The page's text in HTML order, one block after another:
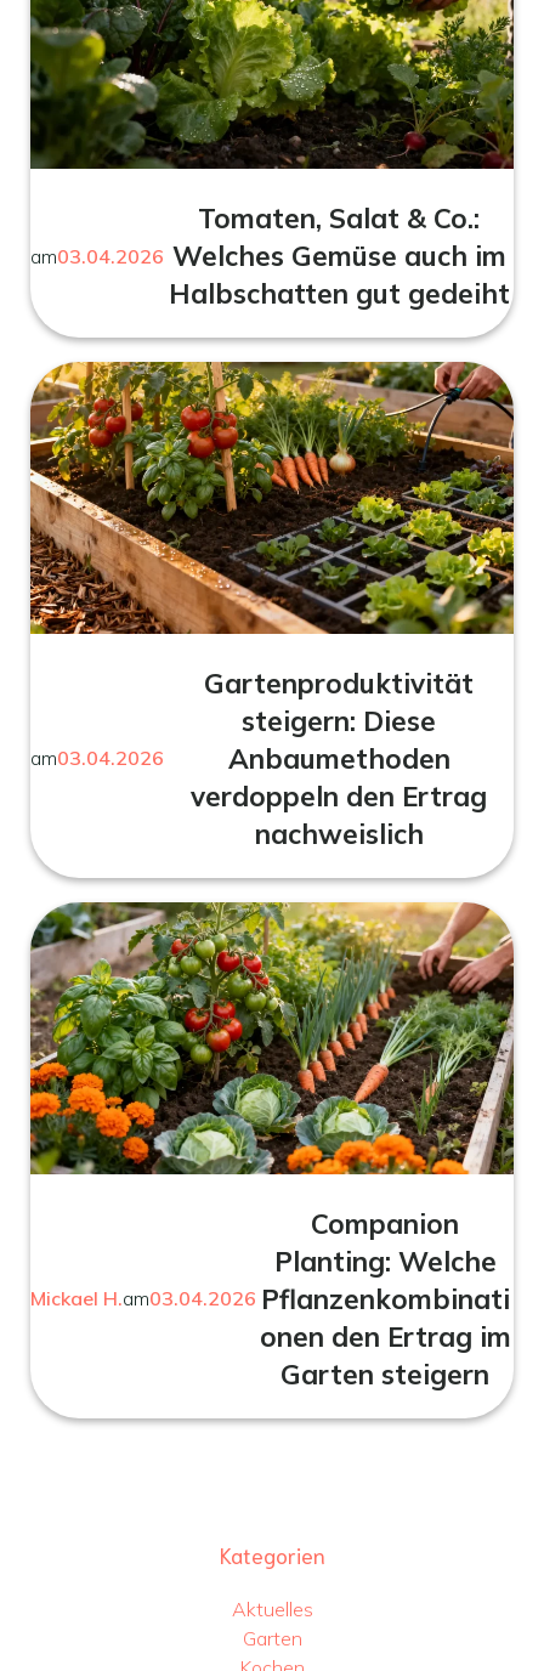
am03.04.2026
Tomaten, Salat & Co.:
Welches Gemüse auch im
Halbschatten gut gedeiht
am03.04.2026
Gartenproduktivität
steigern: Diese
Anbaumethoden
verdoppeln den Ertrag
nachweislich
Mickael H.am03.04.2026
Companion
Planting: Welche
Pflanzenkombinati
onen den Ertrag im
Garten steigern
Kategorien
Aktuelles
Garten